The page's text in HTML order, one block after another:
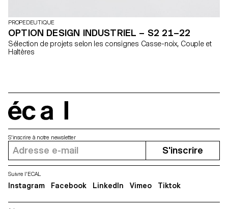
PROPEDEUTIQUE
OPTION DESIGN INDUSTRIEL – S2 21–22
Sélection de projets selon les consignes Casse-noix, Couple et
Haltères
S'inscrire à notre newsletter
S'inscrire
Suivre l'ECAL
Instagram Facebook LinkedIn Vimeo Tiktok